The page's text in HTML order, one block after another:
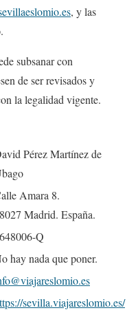
, y las
subsanar con
de ser revisados y
la legalidad vigente.
Pérez Martínez de
Amara 8.
Madrid. España.
Q
hay nada que poner.
sevilla.viajareslomio.es/